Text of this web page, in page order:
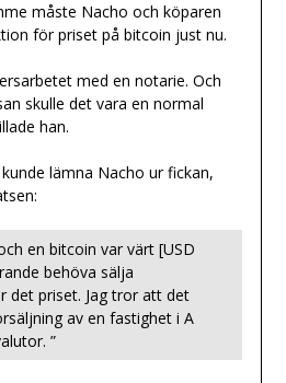
måste Nacho och köparen
för priset på bitcoin just nu.
med en notarie. Och
skulle det vara en normal
han.
lämna Nacho ur fickan,
en bitcoin var värt [USD
behöva sälja
det priset. Jag tror att det
av en fastighet i A
”